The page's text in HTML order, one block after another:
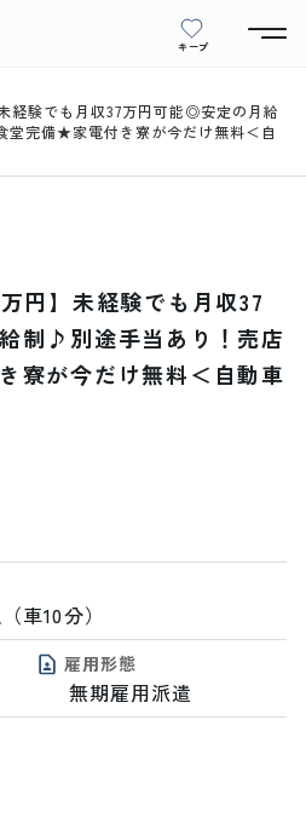
キープ
経験でも月収37万円可能◎安定の月給
完備★家電付き寮が今だけ無料＜自
円】未経験でも月収37
制♪別途手当あり！売店
寮が今だけ無料＜自動車
車10分）
雇用形態
無期雇用派遣